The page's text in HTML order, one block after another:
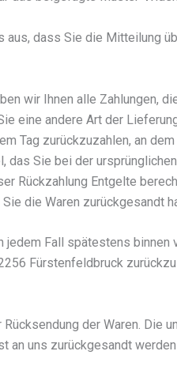
aus, dass Sie die Mitteilung
wir Ihnen alle Zahlungen,
eine andere Art der
Tag zurückzuzahlen, an
Sie bei der
Rückzahlung Entgelte
die Waren zurückgesandt
jedem Fall spätestens
Fürstenfeldbruck
der Waren. Die
an uns zurückgesandt